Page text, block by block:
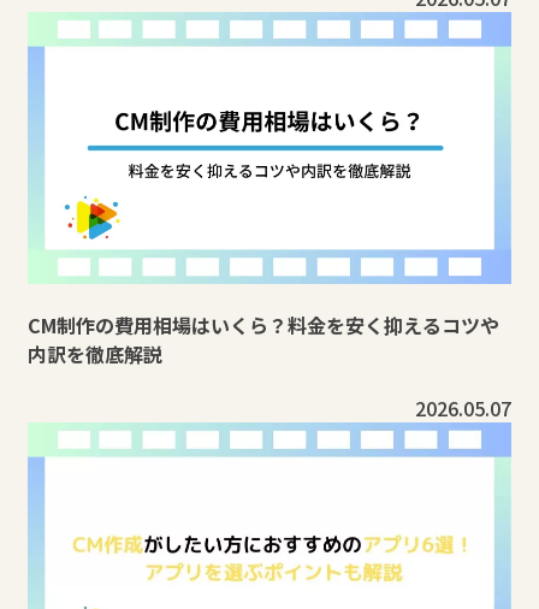
CM制作の費用相場はいくら？料金を安く抑えるコツや
内訳を徹底解説
2026.05.07